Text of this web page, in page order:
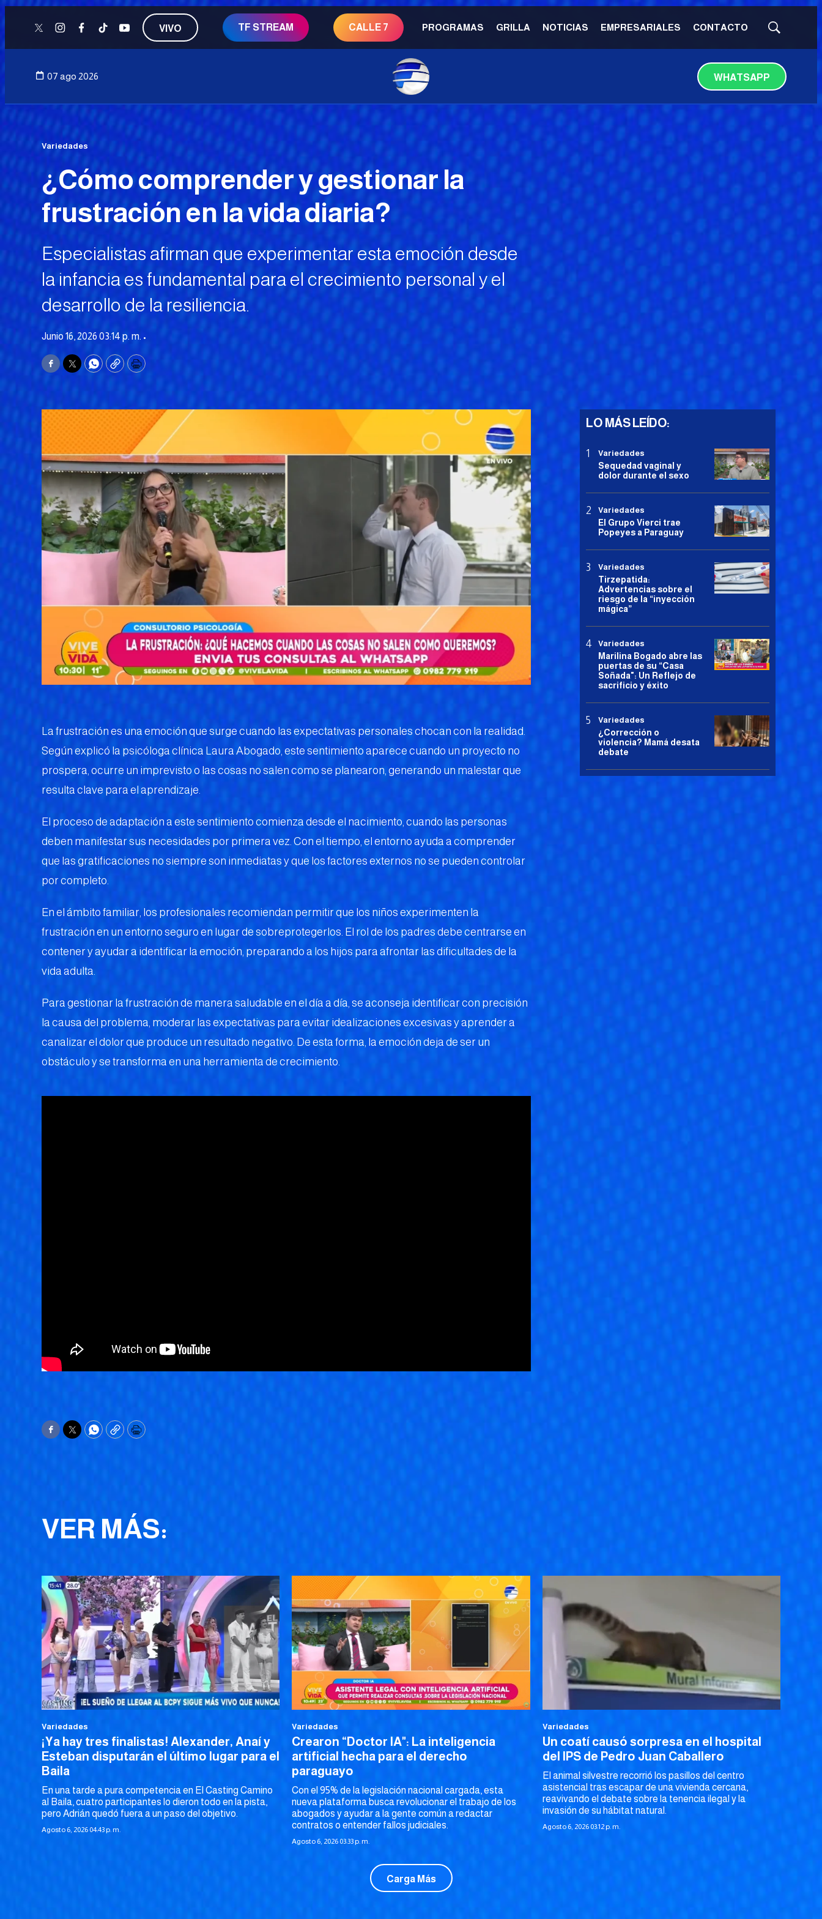
twitterinstagram
facebook
tiktokyoutubeVIVO TF STREAM CALLE 7 PROGRAMAS GRILLA NOTICIAS EMPRESARIALES CONTACTO
Mostrar
07 ago 2026 WHATSAPP
Variedades
¿Cómo comprender y gestionar la
frustración en la vida diaria?
Especialistas afirman que experimentar esta emoción desde
la infancia es fundamental para el crecimiento personal y el
desarrollo de la resiliencia.
Junio 16, 2026 03:14 p. m. •
Facebook
TwitterWhatsApp
CopyPrint
La frustración es una emoción que surge cuando las expectativas personales chocan con la realidad.
Según explicó la psicóloga clínica Laura Abogado, este sentimiento aparece cuando un proyecto no
prospera, ocurre un imprevisto o las cosas no salen como se planearon, generando un malestar que
resulta clave para el aprendizaje.
El proceso de adaptación a este sentimiento comienza desde el nacimiento, cuando las personas
deben manifestar sus necesidades por primera vez. Con el tiempo, el entorno ayuda a comprender
que las gratificaciones no siempre son inmediatas y que los factores externos no se pueden controlar
por completo.
En el ámbito familiar, los profesionales recomiendan permitir que los niños experimenten la
frustración en un entorno seguro en lugar de sobreprotegerlos. El rol de los padres debe centrarse en
contener y ayudar a identificar la emoción, preparando a los hijos para afrontar las dificultades de la
vida adulta.
Para gestionar la frustración de manera saludable en el día a día, se aconseja identificar con precisión
la causa del problema, moderar las expectativas para evitar idealizaciones excesivas y aprender a
canalizar el dolor que produce un resultado negativo. De esta forma, la emoción deja de ser un
obstáculo y se transforma en una herramienta de crecimiento.
Facebook
TwitterWhatsApp
CopyPrint
LO MÁS LEÍDO:
Variedades
Sequedad vaginal y
dolor durante el sexo
Variedades
El Grupo Vierci trae
Popeyes a Paraguay
Variedades
Tirzepatida:
Advertencias sobre el
riesgo de la “inyección
mágica”
Variedades
Marilina Bogado abre las
puertas de su “Casa
Soñada": Un Reflejo de
sacrificio y éxito
Variedades
¿Corrección o
violencia? Mamá desata
debate
VER MÁS:
Variedades
¡Ya hay tres finalistas! Alexander, Anaí y
Esteban disputarán el último lugar para el
Baila
En una tarde a pura competencia en El Casting Camino
al Baila, cuatro participantes lo dieron todo en la pista,
pero Adrián quedó fuera a un paso del objetivo.
Agosto 6, 2026 04:43 p. m.
Variedades
Crearon “Doctor IA": La inteligencia
artificial hecha para el derecho
paraguayo
Con el 95% de la legislación nacional cargada, esta
nueva plataforma busca revolucionar el trabajo de los
abogados y ayudar a la gente común a redactar
contratos o entender fallos judiciales.
Agosto 6, 2026 03:33 p. m.
Variedades
Un coatí causó sorpresa en el hospital
del IPS de Pedro Juan Caballero
El animal silvestre recorrió los pasillos del centro
asistencial tras escapar de una vivienda cercana,
reavivando el debate sobre la tenencia ilegal y la
invasión de su hábitat natural.
Agosto 6, 2026 03:12 p. m.
Carga Más